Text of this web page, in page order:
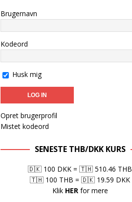
Brugernavn
Kodeord
Husk mig
Opret brugerprofil
Mistet kodeord
SENESTE THB/DKK KURS
🇩🇰 100 DKK =🇹🇭 510.46 THB
🇹🇭 100 THB =🇩🇰 19.59 DKK
Klik HERfor mere